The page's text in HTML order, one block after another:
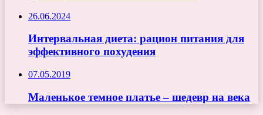
26.06.2024
Интервальная диета: рацион питания для
эффективного похудения
07.05.2019
Маленькое темное платье – шедевр на века